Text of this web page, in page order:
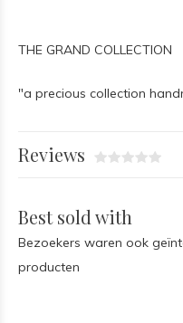
THE GRAND COLLECTION
"a precious collection
Reviews
Best sold with
Bezoekers waren ook
producten